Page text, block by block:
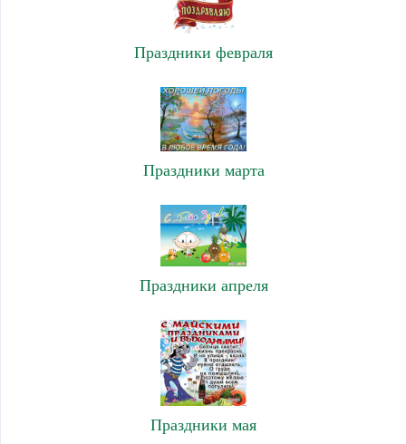
Праздники февраля
Праздники марта
Праздники апреля
Праздники мая